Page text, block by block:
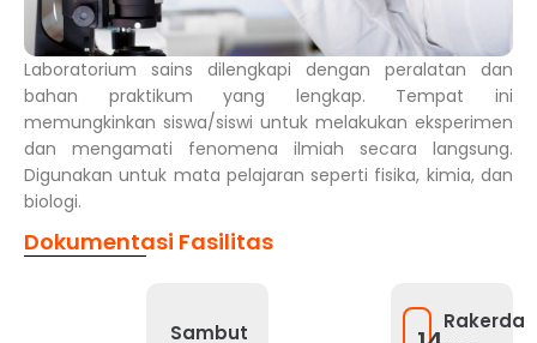
Laboratorium sains dilengkapi dengan peralatan dan
bahan praktikum yang lengkap. Tempat ini
memungkinkan siswa/siswi untuk melakukan eksperimen
dan mengamati fenomena ilmiah secara langsung.
Digunakan untuk mata pelajaran seperti fisika, kimia, dan
biologi.
Dokumentasi Fasilitas
Sambut
Rakerda